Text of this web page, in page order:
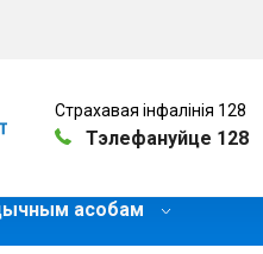
Страхавая інфалінія 128
Тэлефануйце 128
асобам